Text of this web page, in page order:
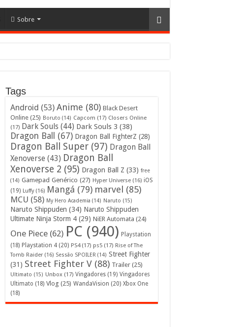
Sobre
Tags
Android (53) Anime (80) Black Desert
Online(25) Boruto (14) Capcom (17) Closers Online
(17) Dark Souls(44) Dark Souls 3 (38)
Dragon Ball (67) Dragon Ball FighterZ (28)
Dragon Ball Super(97) Dragon Ball
Xenoverse (43) Dragon Ball
Xenoverse 2 (95) Dragon Ball Z (33) free
(14) Gamepad Genérico (27) Hyper Universe(16) iOS
(19) Luffy(16) Mangá (79) marvel (85)
MCU (58) My Hero Academia (14) Naruto (15)
Naruto Shippuden (34) Naruto Shippuden
Ultimate Ninja Storm 4(29) NiER Automata (24)
One Piece(62) PC (940) Playstation
(18) Playstation 4(20) PS4(17) ps5(17) Rise of The
Tomb Raider(16) Sessão SPOILER(14) Street Fighter
(31) Street Fighter V(88) Trailer(25)
Ultimato (15) Unbox(17) Vingadores(19) Vingadores
Ultimato (18) Vlog (25) WandaVision (20) Xbox One
(18)